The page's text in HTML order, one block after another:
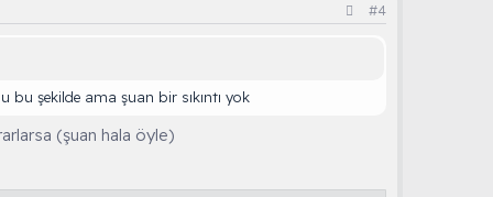
#4
şekilde ama şuan bir sıkıntı yok
(şuan hala öyle)